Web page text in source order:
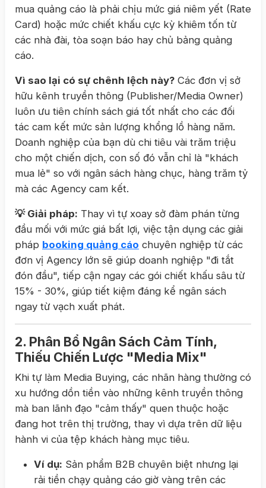
mua quảng cáo là phải chịu mức giá niêm yết (Rate
Card) hoặc mức chiết khấu cực kỳ khiêm tốn từ
các nhà đài, tòa soạn báo hay chủ bảng quảng
cáo.
Vì sao lại có sự chênh lệch này? Các đơn vị sở
hữu kênh truyền thông (Publisher/Media Owner)
luôn ưu tiên chính sách giá tốt nhất cho các đối
tác cam kết mức sản lượng khổng lồ hàng năm.
Doanh nghiệp của bạn dù chi tiêu vài trăm triệu
cho một chiến dịch, con số đó vẫn chỉ là "khách
mua lẻ" so với ngân sách hàng chục, hàng trăm tỷ
mà các Agency cam kết.
💡 Giải pháp: Thay vì tự xoay sở đàm phán từng
đầu mối với mức giá bất lợi, việc tận dụng các giải
pháp booking quảng cáo chuyên nghiệp từ các
đơn vị Agency lớn sẽ giúp doanh nghiệp "đi tắt
đón đầu", tiếp cận ngay các gói chiết khấu sâu từ
15% - 30%, giúp tiết kiệm đáng kể ngân sách
ngay từ vạch xuất phát.
2. Phân Bổ Ngân Sách Cảm Tính,
Thiếu Chiến Lược "Media Mix"
Khi tự làm Media Buying, các nhãn hàng thường có
xu hướng dồn tiền vào những kênh truyền thông
mà ban lãnh đạo "cảm thấy" quen thuộc hoặc
đang hot trên thị trường, thay vì dựa trên dữ liệu
hành vi của tệp khách hàng mục tiêu.
Ví dụ: Sản phẩm B2B chuyên biệt nhưng lại
rải tiền chạy quảng cáo giờ vàng trên các